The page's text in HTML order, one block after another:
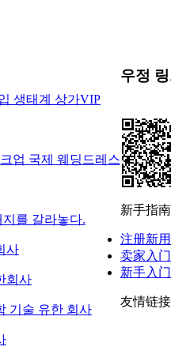
생태계 상가VIP
업 국제 웨딩드레스
를 갈라놓다.
사
회사
기술 유한 회사
우정
新手指南
注册新
卖家入门
新手入门
友情链接